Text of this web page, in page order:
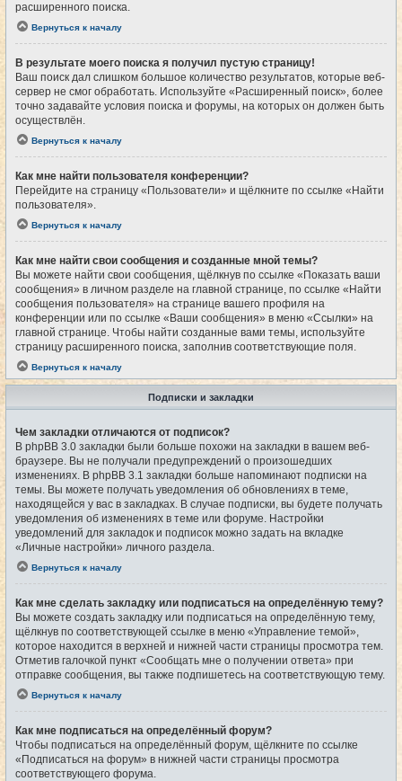
расширенного поиска.
Вернуться к началу
В результате моего поиска я получил пустую страницу!
Ваш поиск дал слишком большое количество результатов, которые веб-
сервер не смог обработать. Используйте «Расширенный поиск», более
точно задавайте условия поиска и форумы, на которых он должен быть
осуществлён.
Вернуться к началу
Как мне найти пользователя конференции?
Перейдите на страницу «Пользователи» и щёлкните по ссылке «Найти
пользователя».
Вернуться к началу
Как мне найти свои сообщения и созданные мной темы?
Вы можете найти свои сообщения, щёлкнув по ссылке «Показать ваши
сообщения» в личном разделе на главной странице, по ссылке «Найти
сообщения пользователя» на странице вашего профиля на
конференции или по ссылке «Ваши сообщения» в меню «Ссылки» на
главной странице. Чтобы найти созданные вами темы, используйте
страницу расширенного поиска, заполнив соответствующие поля.
Вернуться к началу
Подписки и закладки
Чем закладки отличаются от подписок?
В phpBB 3.0 закладки были больше похожи на закладки в вашем веб-
браузере. Вы не получали предупреждений о произошедших
изменениях. В phpBB 3.1 закладки больше напоминают подписки на
темы. Вы можете получать уведомления об обновлениях в теме,
находящейся у вас в закладках. В случае подписки, вы будете получать
уведомления об изменениях в теме или форуме. Настройки
уведомлений для закладок и подписок можно задать на вкладке
«Личные настройки» личного раздела.
Вернуться к началу
Как мне сделать закладку или подписаться на определённую тему?
Вы можете создать закладку или подписаться на определённую тему,
щёлкнув по соответствующей ссылке в меню «Управление темой»,
которое находится в верхней и нижней части страницы просмотра тем.
Отметив галочкой пункт «Сообщать мне о получении ответа» при
отправке сообщения, вы также подпишетесь на соответствующую тему.
Вернуться к началу
Как мне подписаться на определённый форум?
Чтобы подписаться на определённый форум, щёлкните по ссылке
«Подписаться на форум» в нижней части страницы просмотра
соответствующего форума.